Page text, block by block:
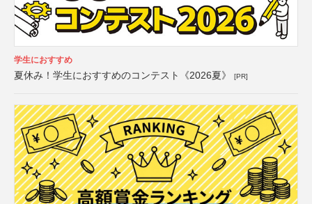
学生におすすめ
夏休み！学生におすすめのコンテスト《2026夏》 [PR]